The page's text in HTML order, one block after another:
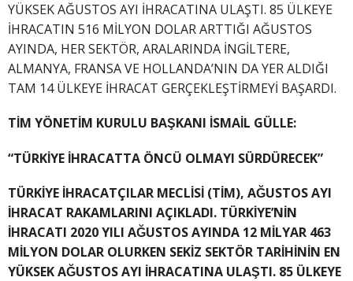
YÜKSEK AĞUSTOS AYI İHRACATINA ULAŞTI. 85 ÜLKEYE
İHRACATIN 516 MİLYON DOLAR ARTTIĞI AĞUSTOS
AYINDA, HER SEKTÖR, ARALARINDA İNGİLTERE,
ALMANYA, FRANSA VE HOLLANDA’NIN DA YER ALDIĞI
TAM 14 ÜLKEYE İHRACAT GERÇEKLEŞTİRMEYİ BAŞARDI.
TİM YÖNETİM KURULU BAŞKANI İSMAİL GÜLLE:
“TÜRKİYE İHRACATTA ÖNCÜ OLMAYI SÜRDÜRECEK”
TÜRKİYE İHRACATÇILAR MECLİSİ (TİM), AĞUSTOS AYI
İHRACAT RAKAMLARINI AÇIKLADI. TÜRKİYE’NİN
İHRACATI 2020 YILI AĞUSTOS AYINDA 12 MİLYAR 463
MİLYON DOLAR OLURKEN SEKİZ SEKTÖR TARİHİNİN EN
YÜKSEK AĞUSTOS AYI İHRACATINA ULAŞTI. 85 ÜLKEYE